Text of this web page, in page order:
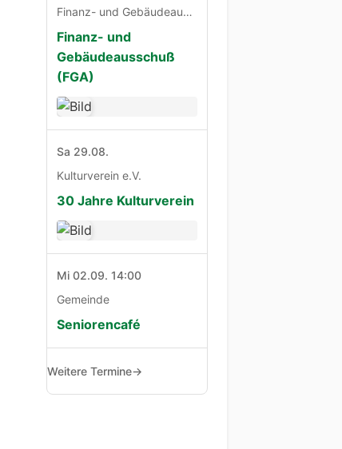
Finanz- und Gebäudeausschuß
Finanz- und
Gebäudeausschuß
(FGA)
Sa 29.08.
Kulturverein e.V.
30 Jahre Kulturverein
Mi 02.09. 14:00
Gemeinde
Seniorencafé
Weitere Termine→